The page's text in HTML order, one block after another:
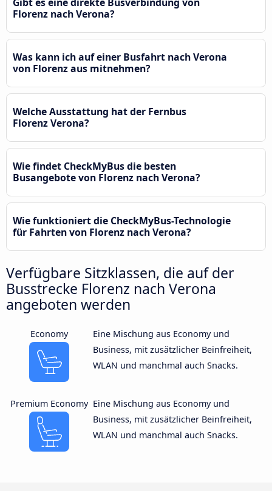
Florenz nach Verona?
Was kann ich auf einer Busfahrt nach Verona
von Florenz aus mitnehmen?
Welche Ausstattung hat der Fernbus
Florenz Verona?
Wie findet CheckMyBus die besten
Busangebote von Florenz nach Verona?
Wie funktioniert die CheckMyBus-Technologie
für Fahrten von Florenz nach Verona?
Verfügbare Sitzklassen, die auf der
Busstrecke Florenz nach Verona
angeboten werden
Economy
Eine Mischung aus Economy und
Business, mit zusätzlicher Beinfreiheit,
WLAN und manchmal auch Snacks.
Premium Economy Eine Mischung aus Economy und
Business, mit zusätzlicher Beinfreiheit,
WLAN und manchmal auch Snacks.